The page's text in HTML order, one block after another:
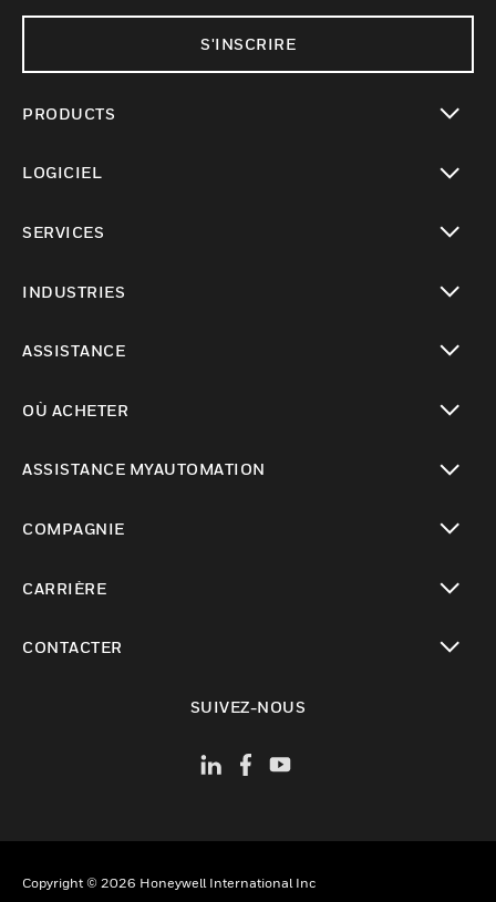
S'INSCRIRE
PRODUCTS
LOGICIEL
SERVICES
INDUSTRIES
ASSISTANCE
OÙ ACHETER
ASSISTANCE MYAUTOMATION
COMPAGNIE
CARRIÈRE
CONTACTER
SUIVEZ-NOUS
Copyright © 2026 Honeywell International Inc